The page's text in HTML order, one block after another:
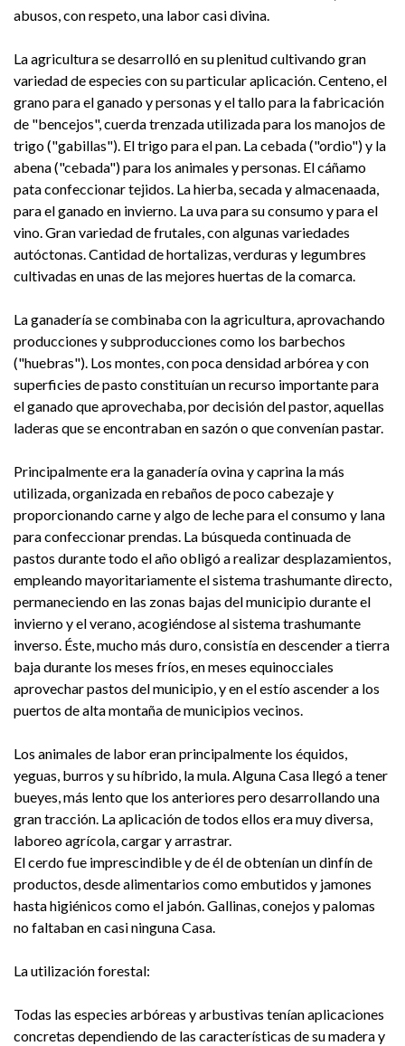
abusos, con respeto, una labor casi divina.
La agricultura se desarrolló en su plenitud cultivando gran
variedad de especies con su particular aplicación. Centeno, el
grano para el ganado y personas y el tallo para la fabricación
de "bencejos", cuerda trenzada utilizada para los manojos de
trigo ("gabillas"). El trigo para el pan. La cebada ("ordio") y la
abena ("cebada") para los animales y personas. El cáñamo
pata confeccionar tejidos. La hierba, secada y almacenaada,
para el ganado en invierno. La uva para su consumo y para el
vino. Gran variedad de frutales, con algunas variedades
autóctonas. Cantidad de hortalizas, verduras y legumbres
cultivadas en unas de las mejores huertas de la comarca.
La ganadería se combinaba con la agricultura, aprovachando
producciones y subproducciones como los barbechos
("huebras"). Los montes, con poca densidad arbórea y con
superficies de pasto constituían un recurso importante para
el ganado que aprovechaba, por decisión del pastor, aquellas
laderas que se encontraban en sazón o que convenían pastar.
Principalmente era la ganadería ovina y caprina la más
utilizada, organizada en rebaños de poco cabezaje y
proporcionando carne y algo de leche para el consumo y lana
para confeccionar prendas. La búsqueda continuada de
pastos durante todo el año obligó a realizar desplazamientos,
empleando mayoritariamente el sistema trashumante directo,
permaneciendo en las zonas bajas del municipio durante el
invierno y el verano, acogiéndose al sistema trashumante
inverso. Éste, mucho más duro, consistía en descender a tierra
baja durante los meses fríos, en meses equinocciales
aprovechar pastos del municipio, y en el estío ascender a los
puertos de alta montaña de municipios vecinos.
Los animales de labor eran principalmente los équidos,
yeguas, burros y su híbrido, la mula. Alguna Casa llegó a tener
bueyes, más lento que los anteriores pero desarrollando una
gran tracción. La aplicación de todos ellos era muy diversa,
laboreo agrícola, cargar y arrastrar.
El cerdo fue imprescindible y de él de obtenían un dinfín de
productos, desde alimentarios como embutidos y jamones
hasta higiénicos como el jabón. Gallinas, conejos y palomas
no faltaban en casi ninguna Casa.
La utilización forestal:
Todas las especies arbóreas y arbustivas tenían aplicaciones
concretas dependiendo de las características de su madera y